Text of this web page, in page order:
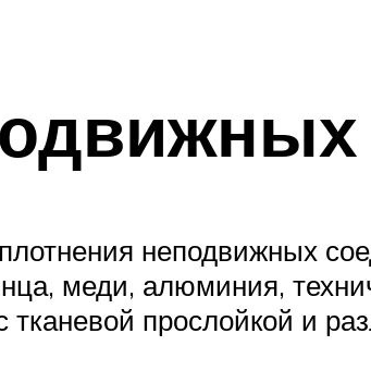
неподвижных
меди, алюминия,
прослойкой и